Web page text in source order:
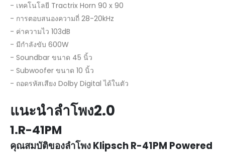
- เทคโนโลยี Tractrix Horn 90 x 90
- การตอบสนองความถี่ 28-20kHz
- ค่าความไว 103dB
- มีกำลังขับ 600W
- Soundbar ขนาด 45 นิ้ว
- Subwoofer ขนาด 10 นิ้ว
- ถอดรหัสเสียง Dolby Digital ได้ในตัว
แนะนำลำโพง2.0
1.R-41PM
คุณสมบัติของลำโพง Klipsch R-41PM Powered